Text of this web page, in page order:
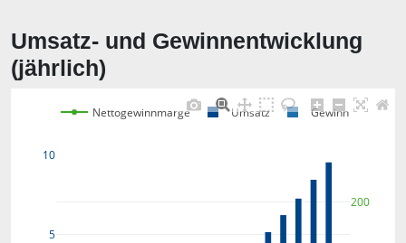
Umsatz- und Gewinnentwicklung
(jährlich)
5
10
200
Nettogewinnmarge Umsatz Gewinn